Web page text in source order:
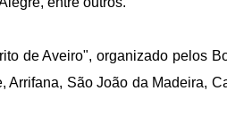
de Aveiro", organizado pelos
Arrifana, São João da Madeira,